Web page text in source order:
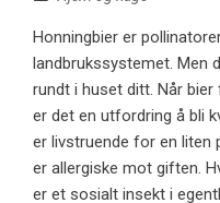
Honningbier er
landbrukssystemet. Men
rundt i huset ditt. Når
er det en utfordring å bli
er livstruende for en liten
er allergiske mot giften.
er et sosialt insekt i